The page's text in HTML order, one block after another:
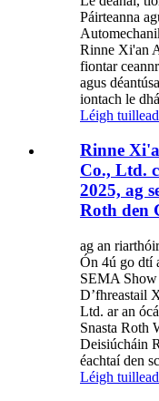
Páirteanna
Rinne Xi'an
fiontar
agus
iontach le
Léigh
Rinne
Co., Ltd.
2025, ag
Roth den
ag an
Ón 4ú go dtí
SEMA
D’fhreastail
Ltd. ar an
Snasta Roth
Deisiúcháin
éachtaí den
Léigh